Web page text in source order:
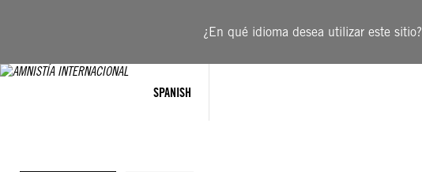
¿En qué idioma desea utilizar este sitio?
SPANISH